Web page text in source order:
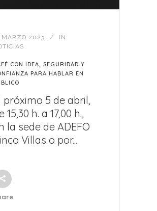
MARZO 2023
IN
CON IDEA, SEGURIDAD Y
PARA HABLAR EN
próximo 5 de abril,
15,30 h. a 17,00 h.,
la sede de ADEFO
Villas o por...